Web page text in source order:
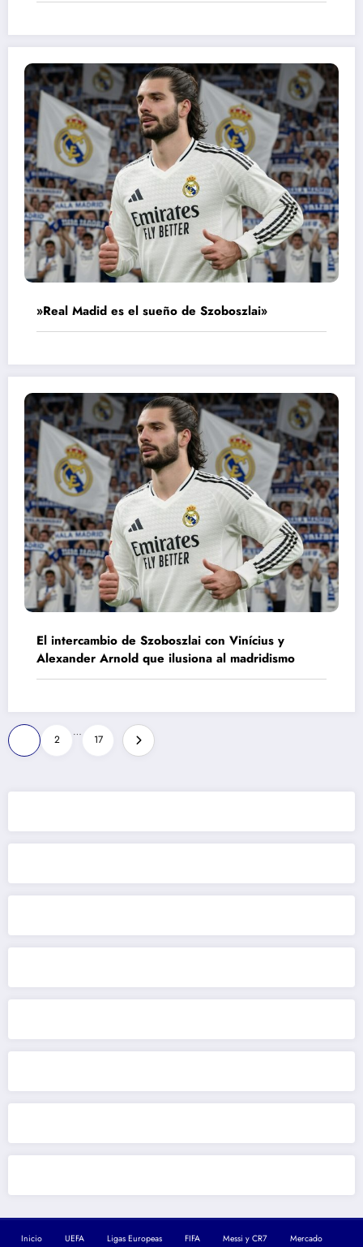
»Real Madid es el sueño de Szoboszlai»
El intercambio de Szoboszlai con Vinícius y
Alexander Arnold que ilusiona al madridismo
Paginación
de
entradas
2
…
17
Inicio UEFA Ligas Europeas FIFA Messi y CR7 Mercado